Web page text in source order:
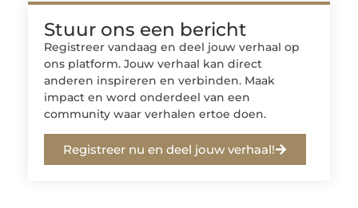
Stuur ons een bericht
Registreer vandaag en deel jouw verhaal op
ons platform. Jouw verhaal kan direct
anderen inspireren en verbinden. Maak
impact en word onderdeel van een
community waar verhalen ertoe doen.
Registreer nu en deel jouw verhaal!